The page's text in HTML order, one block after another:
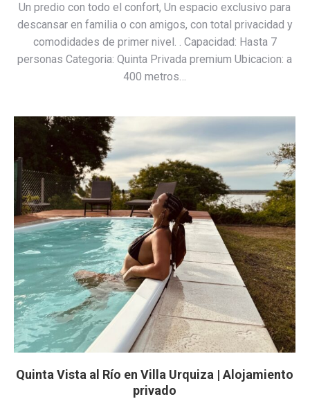
Un predio con todo el confort, Un espacio exclusivo para
descansar en familia o con amigos, con total privacidad y
comodidades de primer nivel. . Capacidad: Hasta 7
personas Categoria: Quinta Privada premium Ubicacion: a
400 metros…
Quinta Vista al Río en Villa Urquiza | Alojamiento
privado